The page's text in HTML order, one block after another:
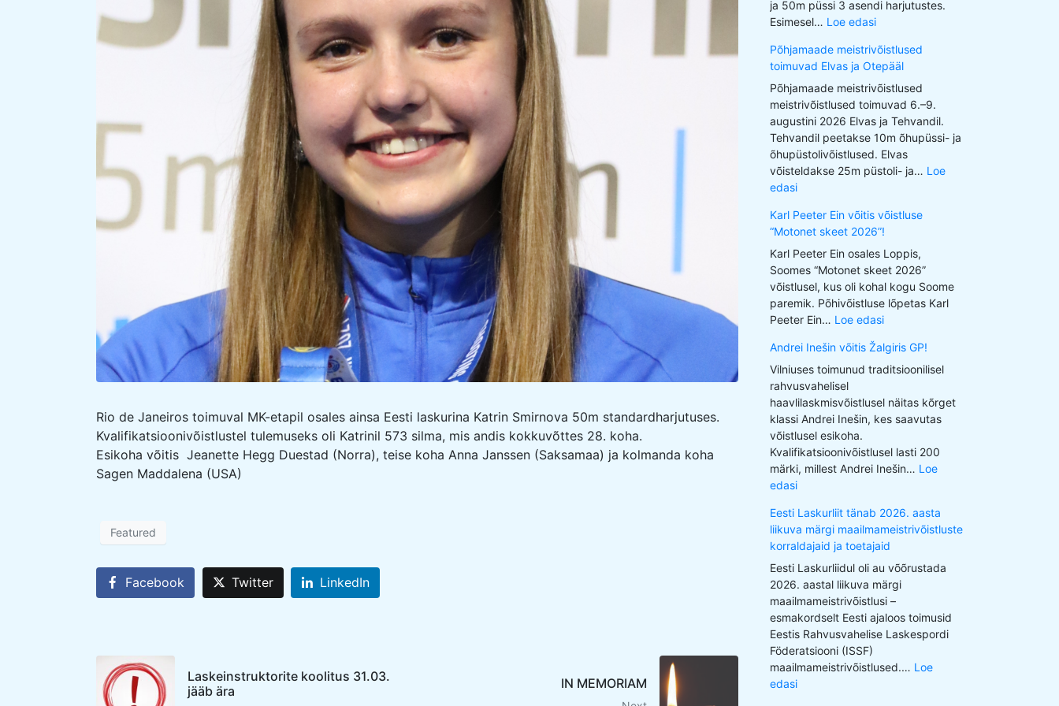
Rio de Janeiros toimuval MK-etapil osales ainsa Eesti laskurina Katrin Smirnova 50m standardharjutuses.
Kvalifikatsioonivõistlustel tulemuseks oli Katrinil 573 silma, mis andis kokkuvõttes 28. koha.
Esikoha võitis Jeanette Hegg Duestad (Norra), teise koha Anna Janssen (Saksamaa) ja kolmanda koha
Sagen Maddalena (USA)
Featured
Facebook Twitter LinkedIn
Laskeinstruktorite koolitus 31.03.
jääb ära
IN MEMORIAM
ja 50m püssi 3 asendi harjutustes.
Esimesel… Loe edasi
Põhjamaade meistrivõistlused
toimuvad Elvas ja Otepääl
Põhjamaade meistrivõistlused
meistrivõistlused toimuvad 6.–9.
augustini 2026 Elvas ja Tehvandil.
Tehvandil peetakse 10m õhupüssi- ja
õhupüstolivõistlused. Elvas
võisteldakse 25m püstoli- ja… Loe
edasi
Karl Peeter Ein võitis võistluse
“Motonet skeet 2026”!
Karl Peeter Ein osales Loppis,
Soomes “Motonet skeet 2026”
võistlusel, kus oli kohal kogu Soome
paremik. Põhivõistluse lõpetas Karl
Peeter Ein… Loe edasi
Andrei Inešin võitis Žalgiris GP!
Vilniuses toimunud traditsioonilisel
rahvusvahelisel
haavlilaskmisvõistlusel näitas kõrget
klassi Andrei Inešin, kes saavutas
võistlusel esikoha.
Kvalifikatsioonivõistlusel lasti 200
märki, millest Andrei Inešin… Loe
edasi
Eesti Laskurliit tänab 2026. aasta
liikuva märgi maailmameistrivõistluste
korraldajaid ja toetajaid
Eesti Laskurliidul oli au võõrustada
2026. aastal liikuva märgi
maailmameistrivõistlusi –
esmakordselt Eesti ajaloos toimusid
Eestis Rahvusvahelise Laskespordi
Föderatsiooni (ISSF)
maailmameistrivõistlused.… Loe
edasi